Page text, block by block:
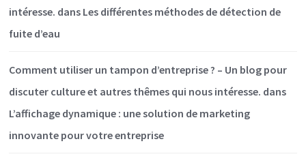
intéresse. dans Les différentes méthodes de détection de
fuite d’eau
Comment utiliser un tampon d’entreprise ? – Un blog pour
discuter culture et autres thêmes qui nous intéresse. dans
L’affichage dynamique : une solution de marketing
innovante pour votre entreprise